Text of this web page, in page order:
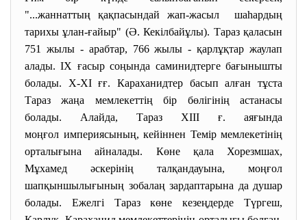
"...жаннаттың қақпасындай жап-жасыл шаһардың
тарихы ұлан-ғайыр" (Ә. Кекілбайұлы). Тараз қаласын
751 жылы - арабтар, 766 жылы - қарлұқтар жаулап
алады. IX ғасыр соңында саминидтерге бағынышты
болады. X-XI ғғ. Караханидтер басып алған тұста
Тараз жаңа мемлекеттің бір бөлігінің астанасы
болады. Алайда, Тараз XIII ғ. аяғында
моңғол империясының, кейіннен Темір мемлекетінің
орталығына айналады. Көне қала Хорезмшах,
Мұхамед әскерінің талқандауына, моңғол
шапқыншылығының зобалаң зардаптарына да душар
болады. Ежелгі Тараз көне кезеңдерде Түргеш,